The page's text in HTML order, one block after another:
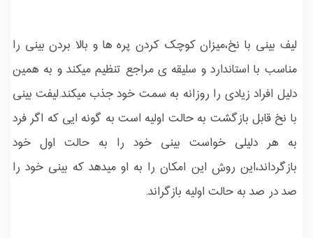
لیف بینی با نخ،میزان کوچک کردن پره ها و بالا بردن بینی را
مناسب با استاندارد و سلیقه ی مراجع تنظیم میکند و به همین
دلیل افراد زیادی را روزانه به سمت خود جذب میکند.لیفت بینی
با نخ قابل بازگشت به حالت اولیه است به گونه ایی که اگر فرد
به هر دلیلی خواست بینی خود را به حالت اول خود
بازگرداند،این روش این امکان را به او میدهد که بینی خود را
صد در صد به حالت اولیه بازگراند.